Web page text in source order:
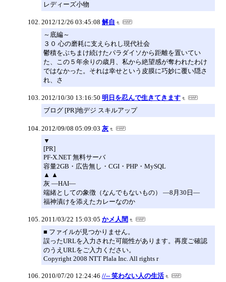
レディーズ小物
2012/12/26 03:45:08 解自
～底編～
３０ 心の磨耗に支えられし現代社会
鬱積をぶちまけ続けたパラダイソから距離を置いてい
た、この５年余りの歳月、私から絶望感が奪われたわけ
ではなかった。それは幸せという皮膜に巧妙に覆い隠さ
れ、さ
2012/10/30 13:16:50 明日を忍んで生きてきます
ブログ [PR]地デジ スキルアップ
2012/09/08 05:09:03 灰
▼
[PR]
PF-X.NET 無料サーバ
容量2GB・広告無し・CGI・PHP・MySQL
▲ ▲
灰 ―HAI―
端緒としての象徴（なんでもないもの） ―8月30日―
福神漬けを添えたカレーなのか
2011/03/22 15:03:05 かメ人間
■ ファイルが見つかりません。
誤ったURLを入力された可能性があります。再度ご確認
のうえURLをご入力ください。
Copyright 2008 NTT Plala Inc. All rights r
2010/07/20 12:24:46 //-- 笑わない人の生活